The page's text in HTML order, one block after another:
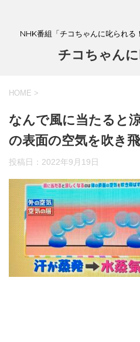
NHK番組「チコちゃんに叱られる
チコちゃんに
HOME >
なんで風に当たると
の表面の空気を吹き
投稿日： 2022年9月19日